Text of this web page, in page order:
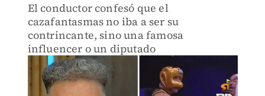
El conductor confesó que el
cazafantasmas no iba a ser su
contrincante, sino una famosa
influencer o un diputado